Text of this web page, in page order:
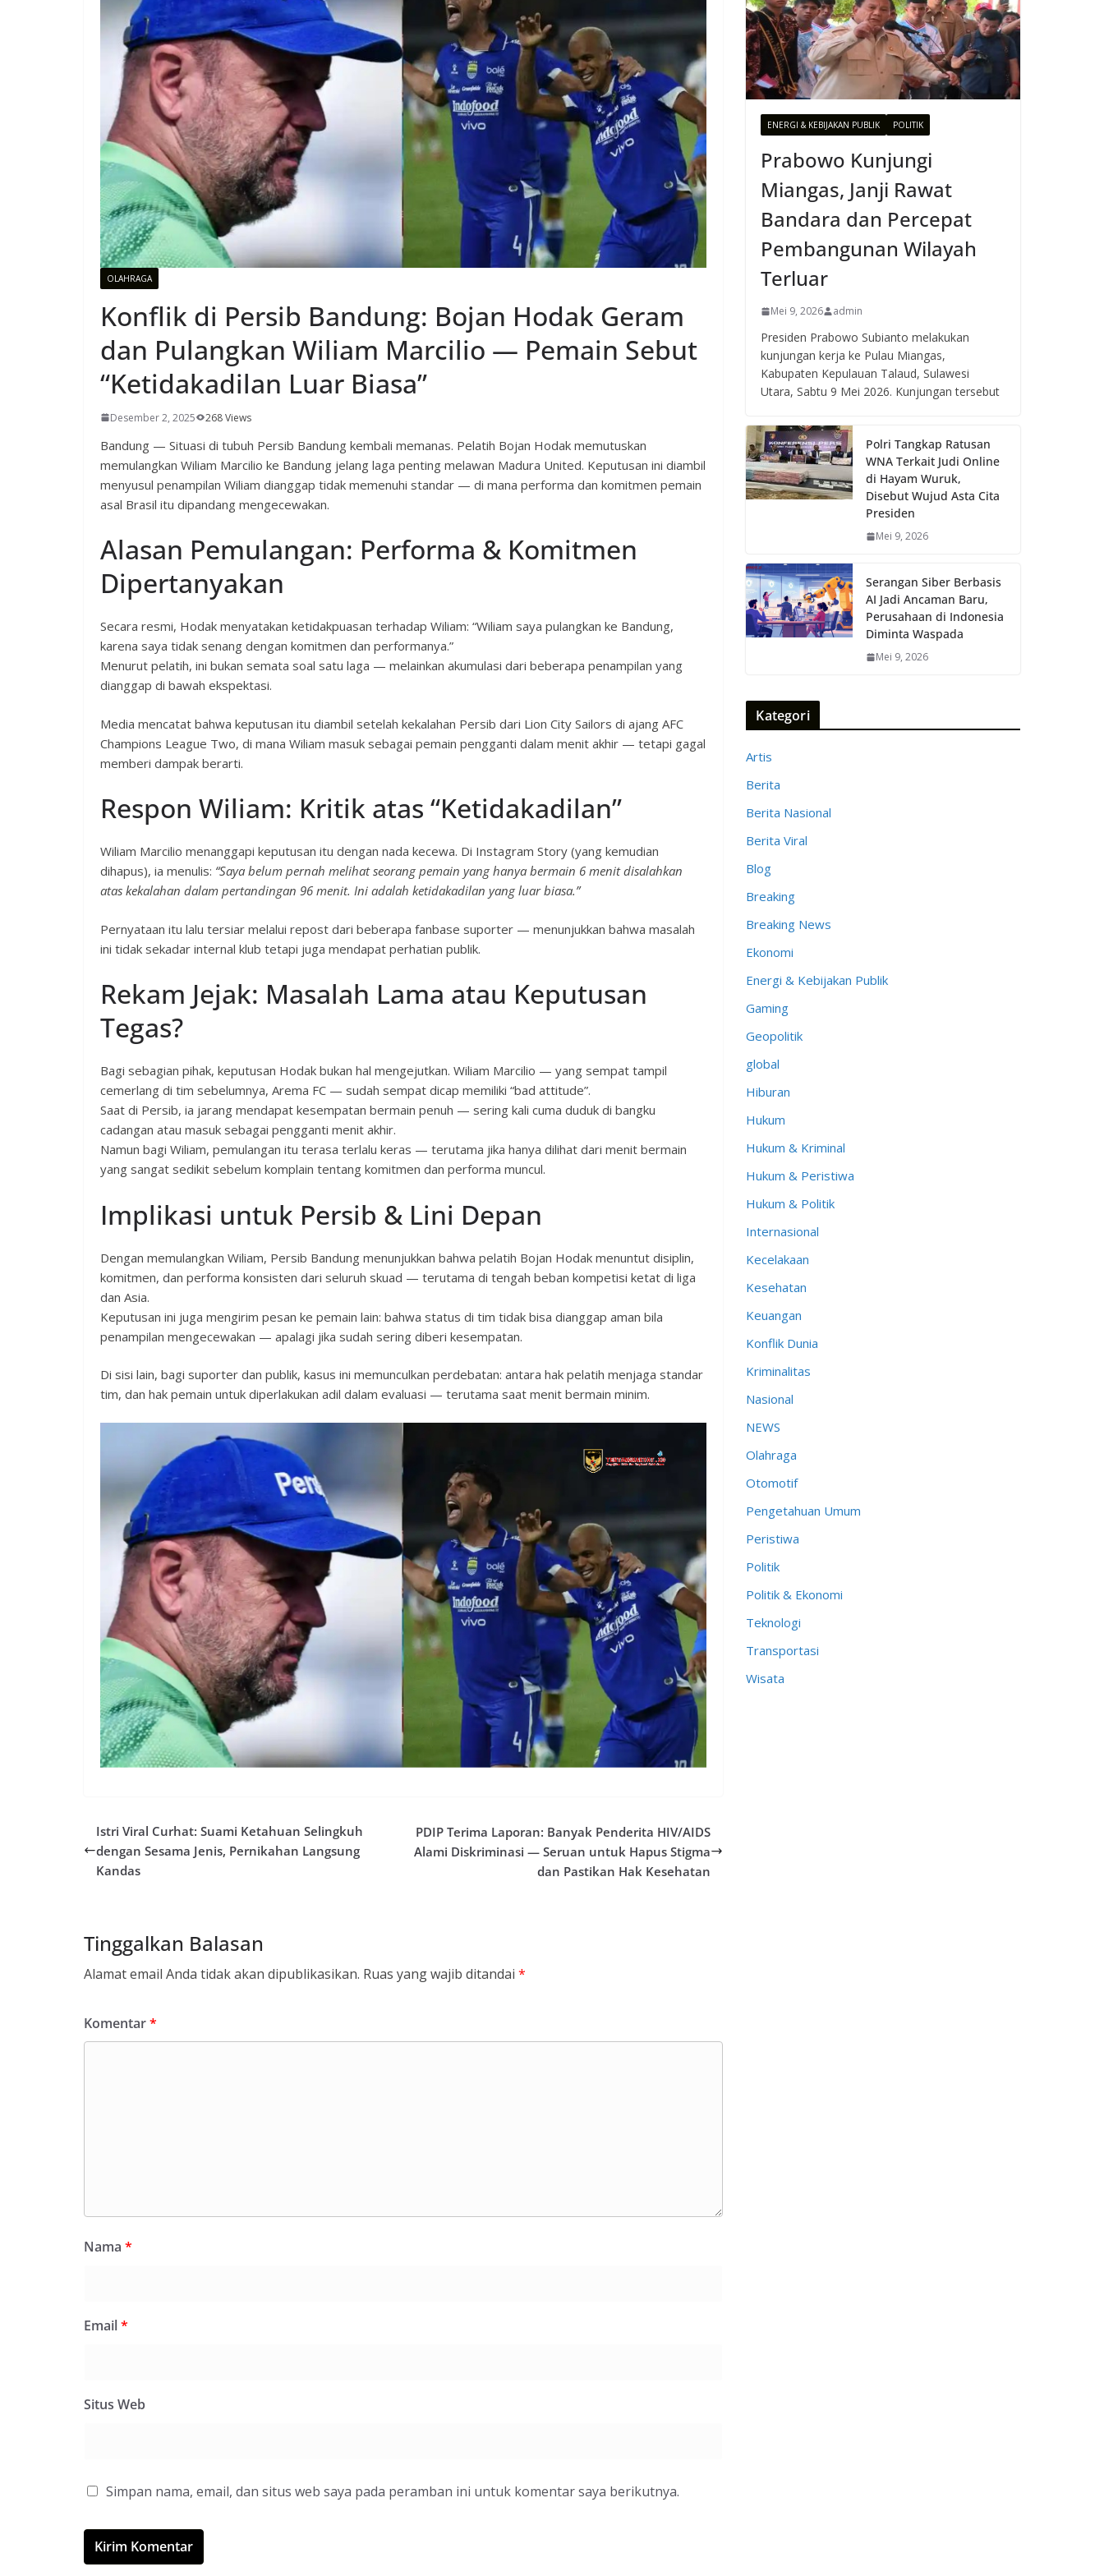
OLAHRAGA
Konflik di Persib Bandung: Bojan Hodak Geram
dan Pulangkan Wiliam Marcilio — Pemain Sebut
“Ketidakadilan Luar Biasa”
Desember 2, 2025 268 Views
Bandung — Situasi di tubuh Persib Bandung kembali memanas. Pelatih Bojan Hodak memutuskan
memulangkan Wiliam Marcilio ke Bandung jelang laga penting melawan Madura United. Keputusan ini diambil
menyusul penampilan Wiliam dianggap tidak memenuhi standar — di mana performa dan komitmen pemain
asal Brasil itu dipandang mengecewakan.
Alasan Pemulangan: Performa & Komitmen
Dipertanyakan
Secara resmi, Hodak menyatakan ketidakpuasan terhadap Wiliam: “Wiliam saya pulangkan ke Bandung,
karena saya tidak senang dengan komitmen dan performanya.”
Menurut pelatih, ini bukan semata soal satu laga — melainkan akumulasi dari beberapa penampilan yang
dianggap di bawah ekspektasi.
Media mencatat bahwa keputusan itu diambil setelah kekalahan Persib dari Lion City Sailors di ajang AFC
Champions League Two, di mana Wiliam masuk sebagai pemain pengganti dalam menit akhir — tetapi gagal
memberi dampak berarti.
Respon Wiliam: Kritik atas “Ketidakadilan”
Wiliam Marcilio menanggapi keputusan itu dengan nada kecewa. Di Instagram Story (yang kemudian
dihapus), ia menulis: “Saya belum pernah melihat seorang pemain yang hanya bermain 6 menit disalahkan
atas kekalahan dalam pertandingan 96 menit. Ini adalah ketidakadilan yang luar biasa.”
Pernyataan itu lalu tersiar melalui repost dari beberapa fanbase suporter — menunjukkan bahwa masalah
ini tidak sekadar internal klub tetapi juga mendapat perhatian publik.
Rekam Jejak: Masalah Lama atau Keputusan
Tegas?
Bagi sebagian pihak, keputusan Hodak bukan hal mengejutkan. Wiliam Marcilio — yang sempat tampil
cemerlang di tim sebelumnya, Arema FC — sudah sempat dicap memiliki “bad attitude”.
Saat di Persib, ia jarang mendapat kesempatan bermain penuh — sering kali cuma duduk di bangku
cadangan atau masuk sebagai pengganti menit akhir.
Namun bagi Wiliam, pemulangan itu terasa terlalu keras — terutama jika hanya dilihat dari menit bermain
yang sangat sedikit sebelum komplain tentang komitmen dan performa muncul.
Implikasi untuk Persib & Lini Depan
Dengan memulangkan Wiliam, Persib Bandung menunjukkan bahwa pelatih Bojan Hodak menuntut disiplin,
komitmen, dan performa konsisten dari seluruh skuad — terutama di tengah beban kompetisi ketat di liga
dan Asia.
Keputusan ini juga mengirim pesan ke pemain lain: bahwa status di tim tidak bisa dianggap aman bila
penampilan mengecewakan — apalagi jika sudah sering diberi kesempatan.
Di sisi lain, bagi suporter dan publik, kasus ini memunculkan perdebatan: antara hak pelatih menjaga standar
tim, dan hak pemain untuk diperlakukan adil dalam evaluasi — terutama saat menit bermain minim.
Istri Viral Curhat: Suami Ketahuan Selingkuh
dengan Sesama Jenis, Pernikahan Langsung
Kandas
PDIP Terima Laporan: Banyak Penderita HIV/AIDS
Alami Diskriminasi — Seruan untuk Hapus Stigma
dan Pastikan Hak Kesehatan
Tinggalkan Balasan
Alamat email Anda tidak akan dipublikasikan. Ruas yang wajib ditandai *
Komentar*
Nama *
Email*
Situs Web
Simpan nama, email, dan situs web saya pada peramban ini untuk komentar saya berikutnya.
ENERGI & KEBIJAKAN PUBLIK POLITIK
Prabowo Kunjungi
Miangas, Janji Rawat
Bandara dan Percepat
Pembangunan Wilayah
Terluar
Mei 9, 2026 admin
Presiden Prabowo Subianto melakukan
kunjungan kerja ke Pulau Miangas,
Kabupaten Kepulauan Talaud, Sulawesi
Utara, Sabtu 9 Mei 2026. Kunjungan tersebut
Polri Tangkap Ratusan
WNA Terkait Judi Online
di Hayam Wuruk,
Disebut Wujud Asta Cita
Presiden
Mei 9, 2026
Serangan Siber Berbasis
AI Jadi Ancaman Baru,
Perusahaan di Indonesia
Diminta Waspada
Mei 9, 2026
Kategori
Artis
Berita
Berita Nasional
Berita Viral
Blog
Breaking
Breaking News
Ekonomi
Energi & Kebijakan Publik
Gaming
Geopolitik
global
Hiburan
Hukum
Hukum & Kriminal
Hukum & Peristiwa
Hukum & Politik
Internasional
Kecelakaan
Kesehatan
Keuangan
Konflik Dunia
Kriminalitas
Nasional
NEWS
Olahraga
Otomotif
Pengetahuan Umum
Peristiwa
Politik
Politik & Ekonomi
Teknologi
Transportasi
Wisata